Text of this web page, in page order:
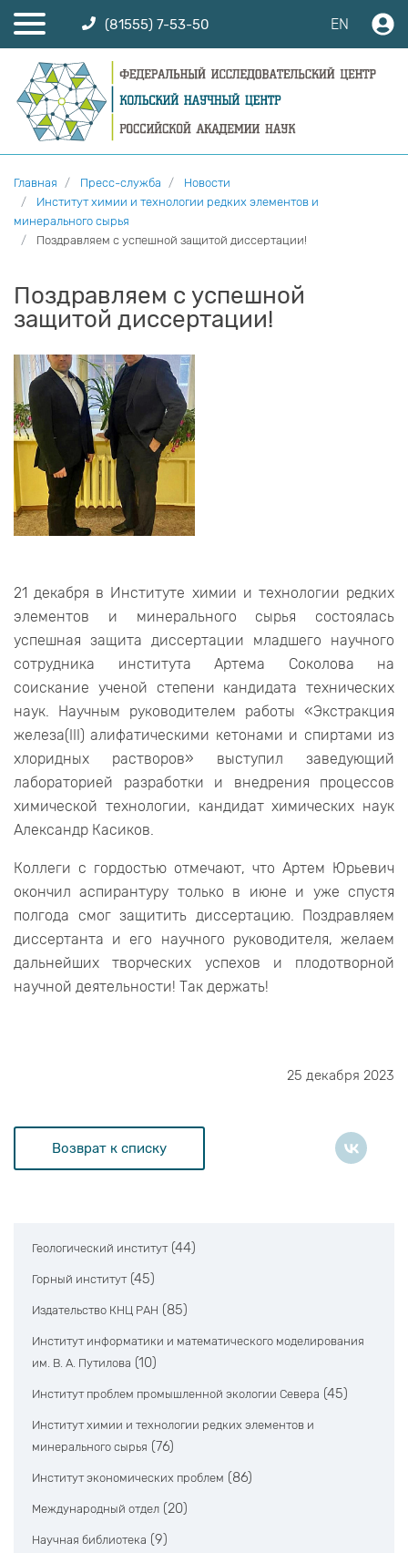
(81555) 7-53-50 EN
Главная Пресс-служба
Новости
Институт химии и технологии редких элементов и
минерального сырья
Поздравляем с успешной защитой диссертации!
Поздравляем с успешной
защитой диссертации!
21 декабря в Институте химии и технологии редких
элементов и минерального сырья состоялась
успешная защита диссертации младшего научного
сотрудника института Артема Соколова на
соискание ученой степени кандидата технических
наук. Научным руководителем работы «Экстракция
железа(III) алифатическими кетонами и спиртами из
хлоридных растворов» выступил заведующий
лабораторией разработки и внедрения процессов
химической технологии, кандидат химических наук
Александр Касиков.
Коллеги с гордостью отмечают, что Артем Юрьевич
окончил аспирантуру только в июне и уже спустя
полгода смог защитить диссертацию. Поздравляем
диссертанта и его научного руководителя, желаем
дальнейших творческих успехов и плодотворной
научной деятельности! Так держать!
25 декабря 2023
Возврат к списку
Геологический институт (44)
Горный институт (45)
Издательство КНЦ РАН (85)
Институт информатики и математического моделирования
им. В. А. Путилова (10)
Институт проблем промышленной экологии Севера (45)
Институт химии и технологии редких элементов и
минерального сырья (76)
Институт экономических проблем (86)
Международный отдел (20)
Научная библиотека (9)